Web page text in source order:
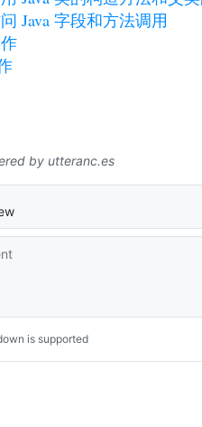
Java 字段和方法调用